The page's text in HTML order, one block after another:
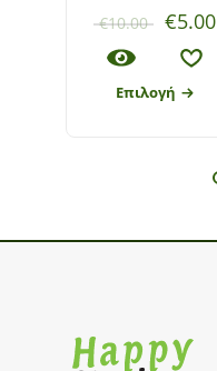
€10.00 €5.00
Επιλογή